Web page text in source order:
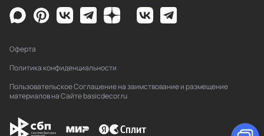
Оферта
Политика конфиденциальности
Пользовательское Соглашение на заимствование и размещение
материалов на Сайте basicdecor.ru